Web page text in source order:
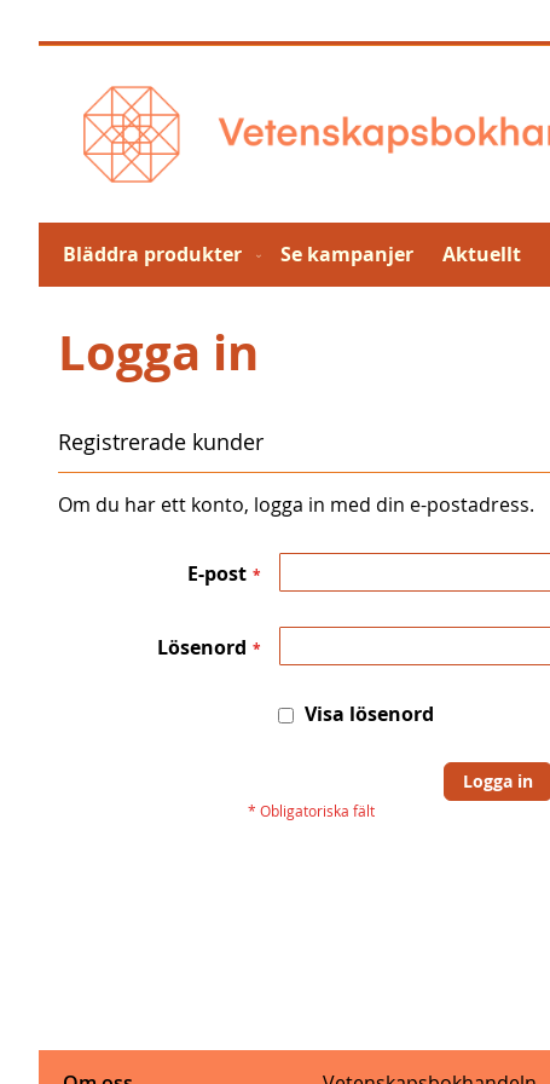
till
Bläddra produkter Se kampanjer Aktuellt
Logga in
Registrerade kunder
Om du har ett konto, logga in med din e-postadress.
E-post
Lösenord
Visa lösenord
Logga in